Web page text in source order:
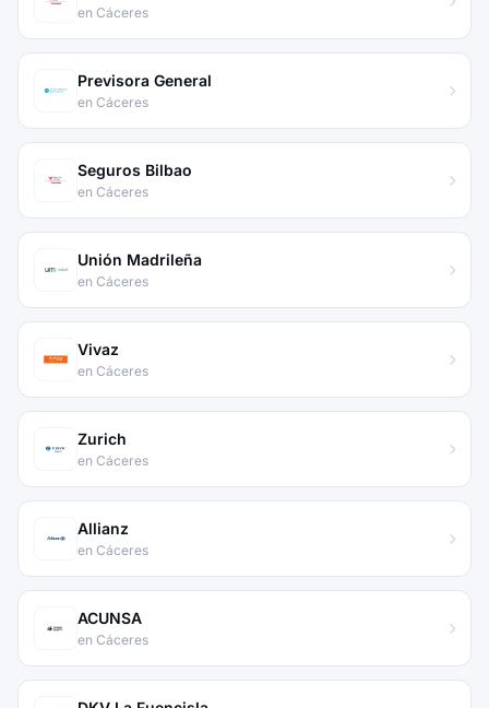
en Cáceres
Previsora General
en Cáceres
Seguros Bilbao
en Cáceres
Unión Madrileña
en Cáceres
Vivaz
en Cáceres
Zurich
en Cáceres
Allianz
en Cáceres
ACUNSA
en Cáceres